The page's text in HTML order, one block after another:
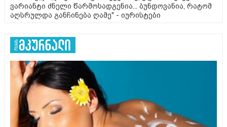
ვარიანტი ძნელი წარმოსადგენია... ბუნდოვანია, რატომ
აღსრულდა განჩინება ღამე" - იურისტები